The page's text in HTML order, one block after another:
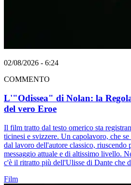
02/08/2026 - 6:24
COMMENTO
L'"Odissea" di Nolan: la
del vero Eroe
Il film tratto dal testo omerico sta
ticinesi e svizzere. Un capolavoro, che
dal lavoro dell'autore classico, riuscendo
messaggio attuale e di altissimo livello.
c'è il ritratto più dell'Ulisse di Dante che
Film